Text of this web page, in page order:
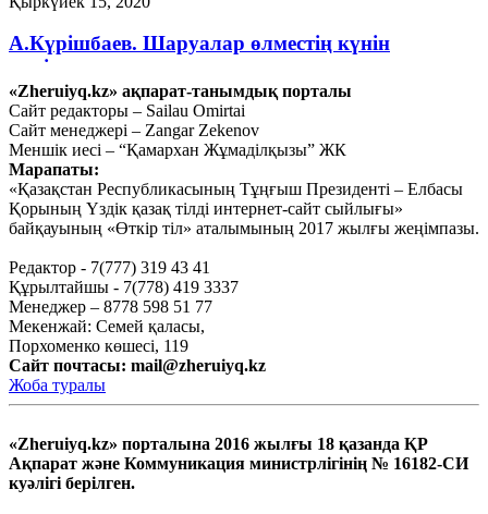
А.Күрішбаев. Шаруалар өлместің күнін
көріп отыр
Қыркүйек 14, 2020
Қысқасы, «полный хаос»!
Қыркүйек 10, 2020
Ахметов 2025 жылға дейін жоспар
жасап қойды
Қыркүйек 9, 2020
Тағы оқу
«Zheruiyq.kz» ақпарат-танымдық порталы
Сайт редакторы – Sailau Omirtai
Сайт менеджері – Zangar Zekenov
Меншік иесі – “Қамархан Жұмаділқызы” ЖК
Марапаты:
«Қазақстан Республикасының Тұңғыш Президенті – Елбасы
Қорының Үздік қазақ тілді интернет-сайт сыйлығы»
байқауының «Өткір тіл» аталымының 2017 жылғы жеңімпазы.
Редактор - 7(777) 319 43 41
Құрылтайшы - 7(778) 419 3337
Менеджер – 8778 598 51 77
Мекенжай: Семей қаласы,
Порхоменко көшесі, 119
Сайт почтасы: mail@zheruiyq.kz
Жоба туралы
«Zheruiyq.kz» порталына 2016 жылғы 18 қазанда ҚР
Ақпарат және Коммуникация министрлігінің № 16182-СИ
куәлігі берілген.